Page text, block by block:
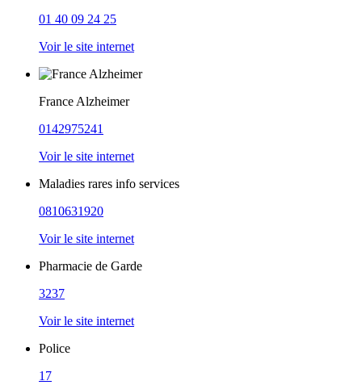
01 40 09 24 25
Voir le site internet
France Alzheimer
0142975241
Voir le site internet
Maladies rares info services
0810631920
Voir le site internet
Pharmacie de Garde
3237
Voir le site internet
Police
17